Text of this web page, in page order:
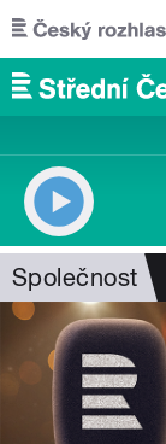
Přejít k hlavnímu
Společnost